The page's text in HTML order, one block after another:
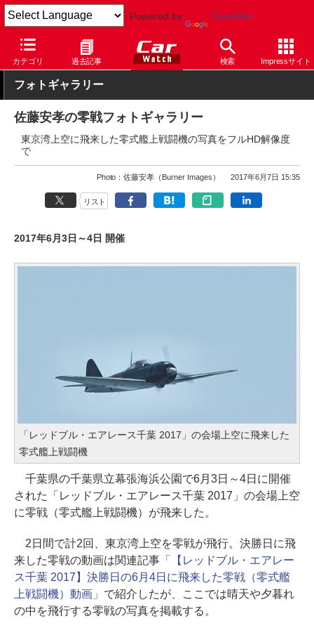
Powered by Translate
カテゴリ 過去記事 検索 Impressサイト
Car Watch モータースポーツ その他
フォトギャラリー
佐藤安孝の零戦フォトギャラリー
東京湾上空に飛来した零式艦上戦闘機の写真をフルHD解像度
で
Photo：佐藤安孝（Burner Images） 2017年6月7日 15:35
リスト
2017年6月3日～4日 開催
「レッドブル・エアレース千葉 2017」の会場上空に飛来した
零式艦上戦闘機
千葉県の千葉県立幕張海浜公園で6月3日～4日に開催
された「レッドブル・エアレース千葉 2017」の会場上空
に零戦（零式艦上戦闘機）が飛来した。
2日間で計2回、東京湾上空を零戦が飛行。決勝日に飛
来した零戦の動画は関連記事「【レッドブル・エアレー
ス千葉 2017】決勝日の6月4日に飛来した零戦（零式艦
上戦闘機）動画」 で紹介したが、ここでは晴天や夕暮れ
の中を飛行する零戦の写真を掲載する。